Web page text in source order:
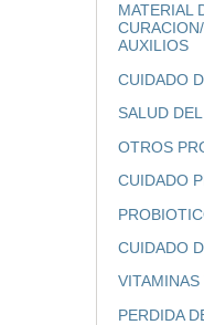
MATERIAL
AUXILIOS
CUIDADO
SALUD
OTROS
CUIDADO
CUIDADO
PERDIDA